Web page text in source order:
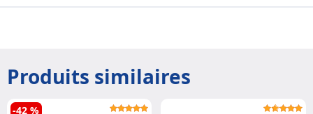
Produits similaires
-42 %